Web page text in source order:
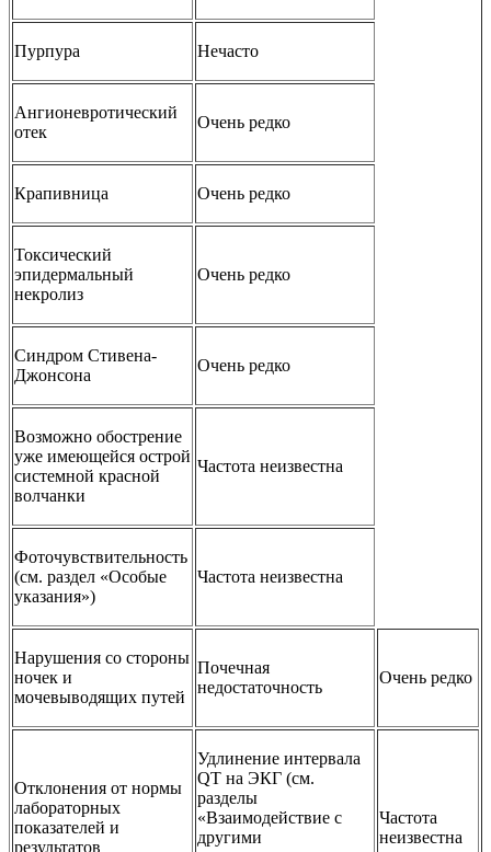
Пурпура Нечасто
Ангионевротический
отек
Очень редко
Крапивница Очень редко
Токсический
эпидермальный
некролиз
Очень редко
Синдром Стивена-
Джонсона
Очень редко
Возможно обострение
уже имеющейся острой
системной красной
волчанки
Частота неизвестна
Фоточувствительность
(см. раздел «Особые
указания»)
Частота неизвестна
Нарушения со стороны
ночек и
мочевыводящих путей
Почечная
недостаточность
Очень редко
Отклонения от нормы
лабораторных
показателей и
результатов
Удлинение интервала
QT на ЭКГ (см.
разделы
«Взаимодействие с
другими
Частота
неизвестна